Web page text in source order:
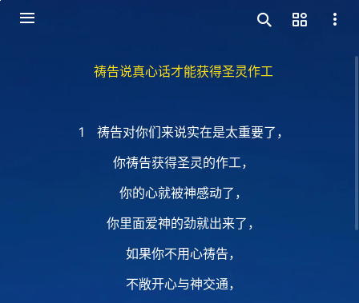
祷告说真心话才能获得圣灵作工
1 祷告对你们来说实在是太重要了，
你祷告获得圣灵的作工，
你的心就被神感动了，
你里面爱神的劲就出来了，
如果你不用心祷告，
不敞开心与神交通，